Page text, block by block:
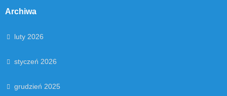
Archiwa
luty 2026
styczeń 2026
grudzień 2025